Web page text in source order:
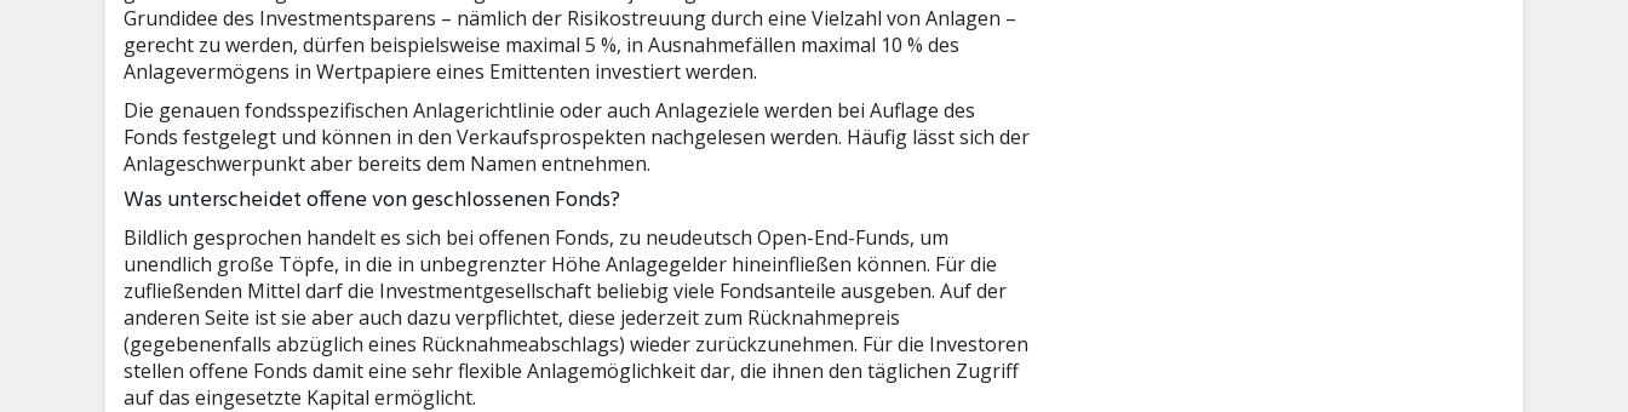
Grundidee des Investmentsparens – nämlich der Risikostreuung durch eine Vielzahl von Anlagen –
gerecht zu werden, dürfen beispielsweise maximal 5 %, in Ausnahmefällen maximal 10 % des
Anlagevermögens in Wertpapiere eines Emittenten investiert werden.
Die genauen fondsspezifischen Anlagerichtlinie oder auch Anlageziele werden bei Auflage des
Fonds festgelegt und können in den Verkaufsprospekten nachgelesen werden. Häufig lässt sich der
Anlageschwerpunkt aber bereits dem Namen entnehmen.
Was unterscheidet offene von geschlossenen Fonds?
Bildlich gesprochen handelt es sich bei offenen Fonds, zu neudeutsch Open-End-Funds, um
unendlich große Töpfe, in die in unbegrenzter Höhe Anlagegelder hineinfließen können. Für die
zufließenden Mittel darf die Investmentgesellschaft beliebig viele Fondsanteile ausgeben. Auf der
anderen Seite ist sie aber auch dazu verpflichtet, diese jederzeit zum Rücknahmepreis
(gegebenenfalls abzüglich eines Rücknahmeabschlags) wieder zurückzunehmen. Für die Investoren
stellen offene Fonds damit eine sehr flexible Anlagemöglichkeit dar, die ihnen den täglichen Zugriff
auf das eingesetzte Kapital ermöglicht.